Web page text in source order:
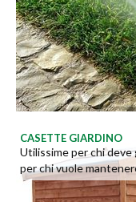
CASETTE GIARDINO
Utilissime per chi
per chi vuole